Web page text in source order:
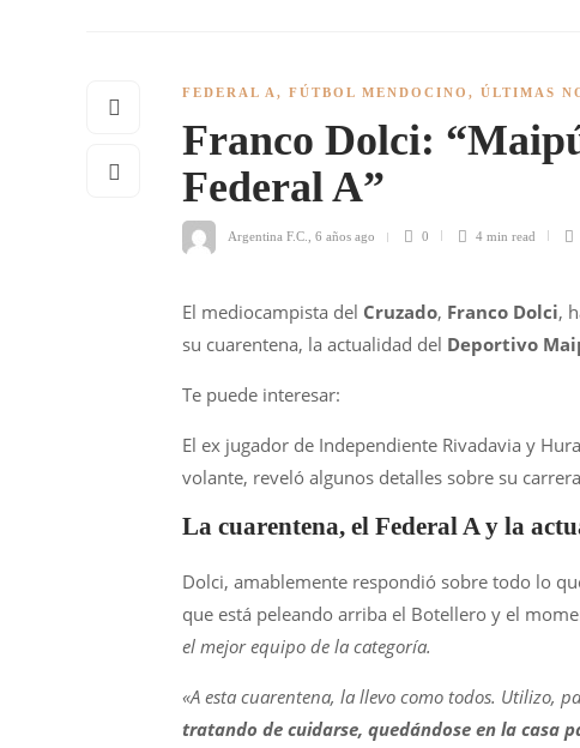
FEDERAL A , FÚTBOL MENDOCINO , ÚLTIMAS
Franco Dolci:
Federal A”
Argentina F.C. 6 años ago 0 4 min read
El mediocampista del Cruzado, Franco Dolci,
su cuarentena, la actualidad del Deportivo
Te puede interesar:
El ex jugador de Independiente Rivadavia y
volante, reveló algunos detalles sobre su
La cuarentena, el Federal A y la
Dolci, amablemente respondió sobre todo lo
que está peleando arriba el Botellero y el
el mejor equipo de la categoría.
«A esta cuarentena, la llevo como todos. Utilizo,
tratando de cuidarse, quedándose en la casa